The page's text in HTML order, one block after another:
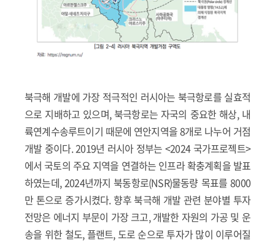
북극해 개발에 가장 적극적인 러시아는 북극항로를 실효적
으로 지배하고 있으며, 북극항로는 자국의 중요한 해상, 내
륙연계수송루트이기 때문에 연안지역을 8개로 나누어 거점
개발 중이다. 2019년 러시아 정부는 <2024 국가프로젝트>
에서 국토의 주요 지역을 연결하는 인프라 확충계획을 발표
하였는데, 2024년까지 북동항로(NSR)물동량 목표를 8000
만 톤으로 증가시켰다. 향후 북극해 개발 관련 분야별 투자
전망은 에너지 부문이 가장 크고, 개발한 자원의 가공 및 운
송을 위한 철도, 플랜트, 도로 순으로 투자가 많이 이루어질